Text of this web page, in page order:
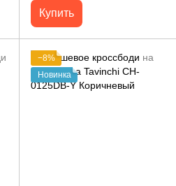
Купить
−8%
Новинка